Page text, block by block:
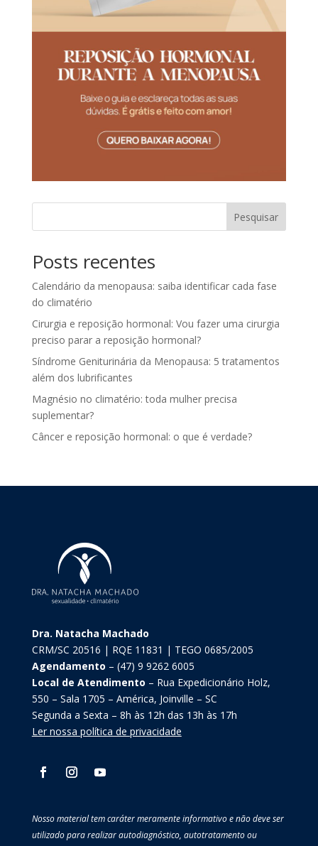
Pesquisar
Posts recentes
Calendário da menopausa: saiba identificar cada fase
do climatério
Cirurgia e reposição hormonal: Vou fazer uma cirurgia
preciso parar a reposição hormonal?
Síndrome Geniturinária da Menopausa: 5 tratamentos
além dos lubrificantes
Magnésio no climatério: toda mulher precisa
suplementar?
Câncer e reposição hormonal: o que é verdade?
Dra. Natacha Machado
CRM/SC 20516 | RQE 11831 | TEGO 0685/2005
Agendamento – (47) 9 9262 6005
Local de Atendimento – Rua Expedicionário Holz,
550 – Sala 1705 – América, Joinville – SC
Segunda a Sexta – 8h às 12h das 13h às 17h
Ler nossa política de privacidade
Nosso material tem caráter meramente informativo e não deve ser
utilizado para realizar autodiagnóstico, autotratamento ou